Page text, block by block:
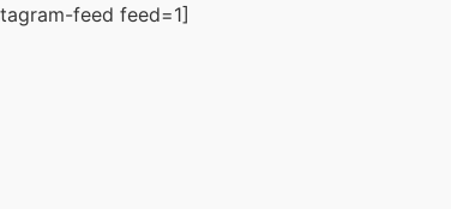
feed feed=1]